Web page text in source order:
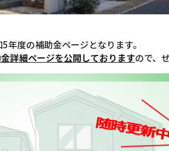
年度の補助金ページとなります。
金詳細ページを公開しておりますので、